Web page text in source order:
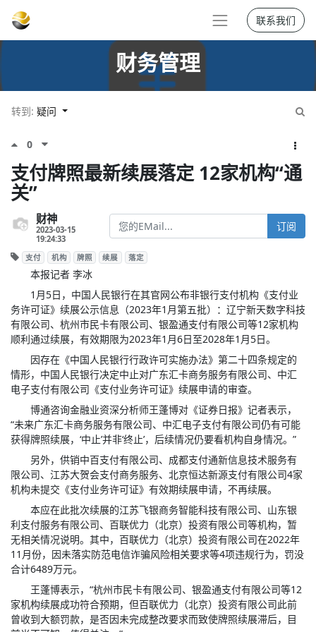
联系我们
财务管理
转到: 疑问
0
支付牌照最新续展落定 12家机构“通
关”
财神
2023-03-15
19:24:33
订阅
支付 机构 牌照 续展 落定
本报记者 李冰
1月5日，中国人民银行在其官网公布非银行支付机构《支付业
务许可证》续展公示信息（2023年1月第五批）：辽宁新天数字科技
有限公司、杭州市民卡有限公司、银盈通支付有限公司等12家机构
顺利通过续展，有效期限为2023年1月6日至2028年1月5日。
因存在《中国人民银行行政许可实施办法》第二十四条规定的
情形，中国人民银行决定中止对广东汇卡商务服务有限公司、中汇
电子支付有限公司《支付业务许可证》续展申请的审查。
博通咨询金融业资深分析师王蓬博对《证券日报》记者表示，
“未来广东汇卡商务服务有限公司、中汇电子支付有限公司仍有可能
获得牌照续展，‘中止’并非‘终止’，后续情况仍要看机构自身情况。”
另外，供销中百支付有限公司、成都支付通新信息技术服务有
限公司、江苏大贺会支付商务服务、北京恒达新源支付有限公司4家
机构未提交《支付业务许可证》有效期续展申请，不再续展。
本应在此批次续展的江苏飞银商务智能科技有限公司、山东银
利支付服务有限公司、百联优力（北京）投资有限公司等机构，暂
无相关情况说明。其中，百联优力（北京）投资有限公司在2022年
11月份，因未落实防范电信诈骗风险相关要求等4项违规行为，罚没
合计6489万元。
王蓬博表示，“杭州市民卡有限公司、银盈通支付有限公司等12
家机构续展成功符合预期，但百联优力（北京）投资有限公司此前
曾收到大额罚款，是否因未完成整改要求而致使牌照续展滞后，目